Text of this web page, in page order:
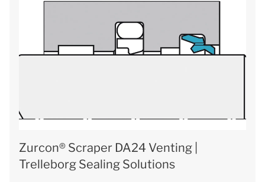
Zurcon® Scraper DA24 Venting |
Trelleborg Sealing Solutions